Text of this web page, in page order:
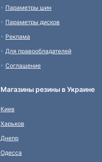
Параметры шин
Параметры дисков
Реклама
Для правообладателей
Соглашение
Магазины резины в Украине
Киев
Харьков
Днепр
Одесса